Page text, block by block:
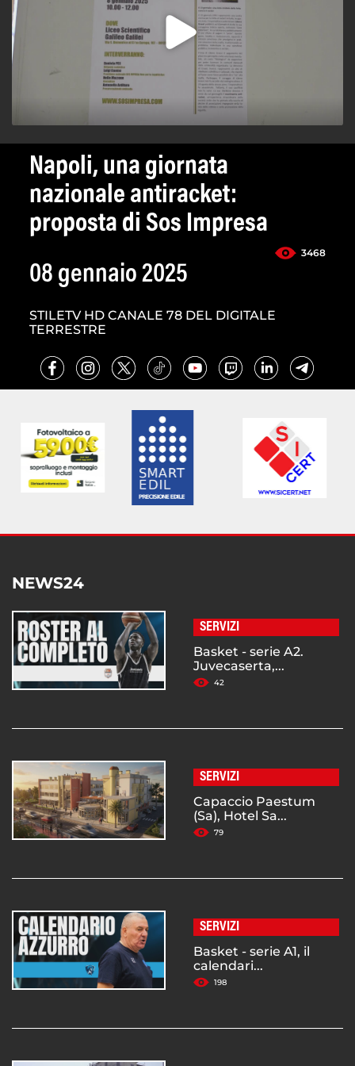
Napoli, una giornata
nazionale antiracket:
proposta di Sos Impresa
3468
08 gennaio 2025
STILETV HD CANALE 78 DEL DIGITALE
TERRESTRE
NEWS24
SERVIZI
Basket - serie A2.
Juvecaserta,...
42
SERVIZI
Capaccio Paestum
(Sa), Hotel Sa...
79
SERVIZI
Basket - serie A1, il
calendari...
198